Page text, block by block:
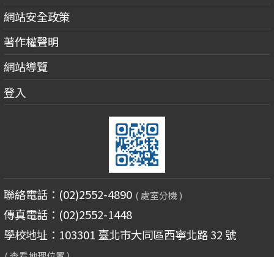
網站安全政策
著作權聲明
網站導覽
登入
聯絡電話：(02)2552-4890 ( 處室分機 )
傳真電話：(02)2552-1448
學校地址：103301 臺北市大同區西寧北路 32 號